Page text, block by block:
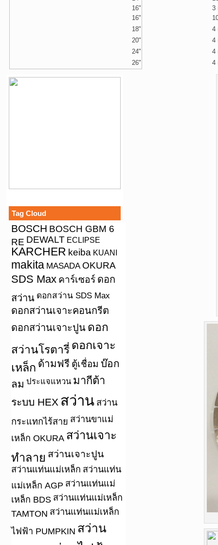
Tag Cloud
BOSCH BOSCH GBM 6
RE DEWALT ECLIPSE
KARCHER keiba KUANI
makita MASADA OKURA
SDS Max คาร์เซอร์ ดอก
สว่าน ดอกสว่าน SDS Max
ดอกสว่านเจาะคอนกรีต
ดอกสว่านเจาะปูน ดอก
สว่านโรตารี่ ดอกเจาะ
เหล็ก ด้ามฟรี ตู้เชื่อม บ๊อก
ลม ประแจแหวน มากีต้า
ระบบ HEX สว่าน สว่าน
กระแทกไร้สาย สว่านขาแม่
เหล็ก OKURA สว่านเจาะ
ทำลาย สว่านเจาะปูน
สว่านแท่นแม่เหล็ก สว่านแท่น
แม่เหล็ก AGP สว่านแท่นแม่
เหล็ก BDS สว่านแท่นแม่เหล็ก
TAMTON สว่านแท่นแม่เหล็ก
ไฟฟ้า PUMPKIN สว่าน
16"
3
16"
18"
4
20"
4
24"
4
26"
4